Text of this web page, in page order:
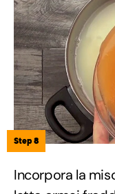
Step 8
Incorpora la